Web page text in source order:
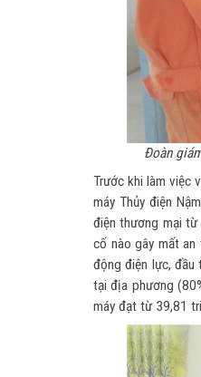
Đoàn
Trước khi làm việc
máy Thủy điện
điện thương mại từ
cố nào gây mất
động điện lực, đầu
tại địa phương
máy đạt từ 39,81